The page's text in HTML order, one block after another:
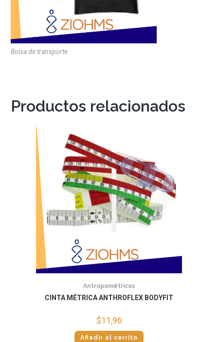
Bolsa de transporte
Productos relacionados
Antropométricos
CINTA MÉTRICA ANTHROFLEX BODYFIT
$11,96
Añadir al carrito